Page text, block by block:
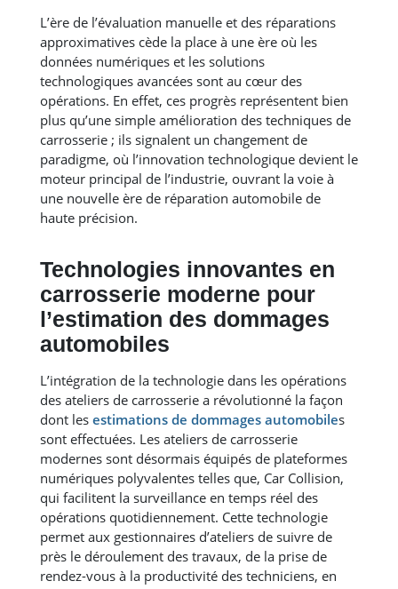
L’ère de l’évaluation manuelle et des réparations
approximatives cède la place à une ère où les
données numériques et les solutions
technologiques avancées sont au cœur des
opérations. En effet, ces progrès représentent bien
plus qu’une simple amélioration des techniques de
carrosserie ; ils signalent un changement de
paradigme, où l’innovation technologique devient le
moteur principal de l’industrie, ouvrant la voie à
une nouvelle ère de réparation automobile de
haute précision.
Technologies innovantes en
carrosserie moderne pour
l’estimation des dommages
automobiles
L’intégration de la technologie dans les opérations
des ateliers de carrosserie a révolutionné la façon
dont les estimations de dommages automobiles
sont effectuées. Les ateliers de carrosserie
modernes sont désormais équipés de plateformes
numériques polyvalentes telles que, Car Collision,
qui facilitent la surveillance en temps réel des
opérations quotidiennement. Cette technologie
permet aux gestionnaires d’ateliers de suivre de
près le déroulement des travaux, de la prise de
rendez-vous à la productivité des techniciens, en